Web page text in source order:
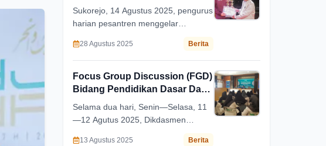
Lomba Hut NKRI Yang Ke-80 Di
Ponpes Salafiyah Syafi’iyah
Sukorejo
Sukorejo, 14 Agustus 2025, pengurus
harian pesantren menggelar
rangka memperingati Hari Ulang
Tahun ke-80 Kemerdekaan Republik
Indonesia. Kegiatan yang
berlangsung selama tiga hari ini
dari tingkat dasar hingga perguruan
tinggi, antara lain lomba tata hias
perkantoran, orasi biografi pahlawan
28 Agustus 2025 Berita
Focus Group Discussion (FGD)
Bidang Pendidikan Dasar Dan
Menengah (DIKDASMEN)
Selama dua hari, Senin—Selasa, 11
—12 Agutus 2025, Dikdasmen
13 Agustus 2025 Berita